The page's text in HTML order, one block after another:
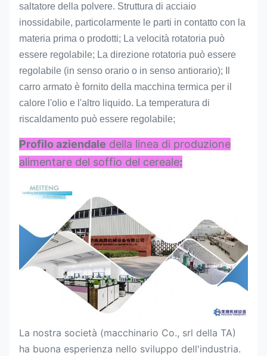
saltatore della polvere. Struttura di acciaio
inossidabile, particolarmente le parti in contatto con la
materia prima o prodotti; La velocità rotatoria può
essere regolabile; La direzione rotatoria può essere
regolabile (in senso orario o in senso antiorario); Il
carro armato è fornito della macchina termica per il
calore l'olio e l'altro liquido. La temperatura di
riscaldamento può essere regolabile;
Profilo aziendale della linea di produzione
alimentare del soffio del cereale:
La nostra società (macchinario Co., srl della TA)
ha buona esperienza nello sviluppo dell'industria.